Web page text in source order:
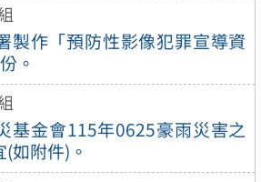
製作「預防性影像犯罪宣導資
。
基金會115年0625豪雨災害之
如附件)。